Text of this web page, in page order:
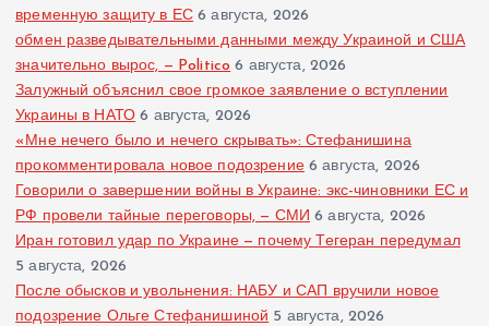
временную защиту в ЕС 6 августа, 2026
обмен разведывательными данными между Украиной и США
значительно вырос, — Politico 6 августа, 2026
Залужный объяснил свое громкое заявление о вступлении
Украины в НАТО 6 августа, 2026
«Мне нечего было и нечего скрывать»: Стефанишина
прокомментировала новое подозрение 6 августа, 2026
Говорили о завершении войны в Украине: экс-чиновники ЕС и
РФ провели тайные переговоры, — СМИ 6 августа, 2026
Иран готовил удар по Украине — почему Тегеран передумал
5 августа, 2026
После обысков и увольнения: НАБУ и САП вручили новое
подозрение Ольге Стефанишиной 5 августа, 2026